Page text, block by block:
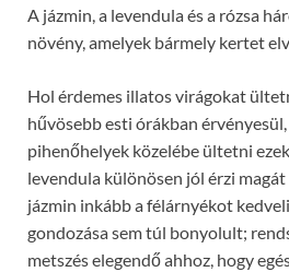
A jázmin, a levendula és a rózsa
növény, amelyek bármely kertet
Hol érdemes illatos virágokat
hűvösebb esti órákban
pihenőhelyek közelébe ültetni
levendula különösen jól érzi
jázmin inkább a félárnyékot
gondozása sem túl bonyolult;
metszés elegendő ahhoz, hogy